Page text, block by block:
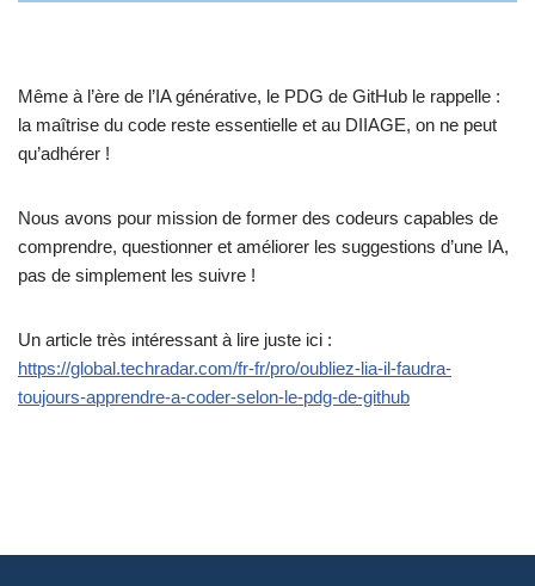
Même à l’ère de l’IA générative, le PDG de GitHub le rappelle :
la maîtrise du code reste essentielle et au DIIAGE, on ne peut
qu’adhérer !
Nous avons pour mission de former des codeurs capables de
comprendre, questionner et améliorer les suggestions d’une IA,
pas de simplement les suivre !
Un article très intéressant à lire juste ici :
https://global.techradar.com/fr-fr/pro/oubliez-lia-il-faudra-
toujours-apprendre-a-coder-selon-le-pdg-de-github